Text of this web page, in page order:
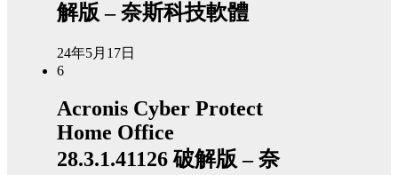
解版 – 奈斯科技軟體
24年5月17日
6
Acronis Cyber Protect
Home Office
28.3.1.41126 破解版 – 奈